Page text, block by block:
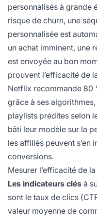
personnalisés à grande
risque de churn, une
personnalisée est
un achat imminent, une
est envoyée au bon
prouvent l’efficacité de
Netflix recommande 80
grâce à ses
playlists prédites selon
bâti leur modèle sur la
les affiliés peuvent s’en
conversions.
Mesurer l’efficacité de
Les indicateurs clés à
sont le taux de clics
valeur moyenne de